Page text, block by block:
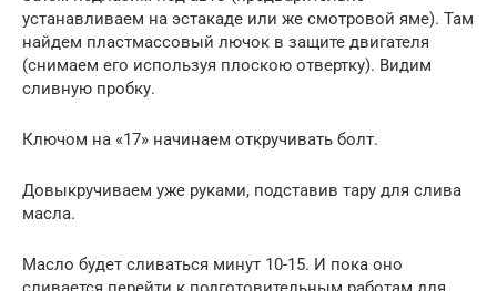
устанавливаем на эстакаде или же смотровой яме). Там
найдем пластмассовый лючок в защите двигателя
(снимаем его используя плоскою отвертку). Видим
сливную пробку.
Ключом на «17» начинаем откручивать болт.
Довыкручиваем уже руками, подставив тару для слива
масла.
Масло будет сливаться минут 10-15. И пока оно